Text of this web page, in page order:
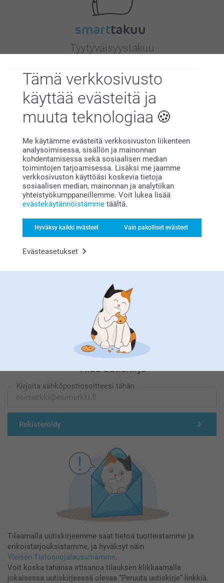
Tämä verkkosivusto
käyttää evästeitä ja
muuta teknologiaa
Me käytämme evästeitä verkkosivuston liikenteen
analysoimisessa, sisällön ja mainonnan
kohdentamisessa sekä sosiaalisen median
toimintojen tarjoamisessa. Lisäksi me jaamme
verkkosivuston käyttöäsi koskevia tietoja
sosiaalisen median, mainonnan ja analytiikan
yhteistyökumppaneillemme. Voit lukea lisää
evästekäytännöistämme täältä.
Hyväksy kaikki evästeet Vain pakolliset evästeet
Evästeasetukset
Tyytyväisyystakuu
Bonusta kaikista tilauksista
Etsitkö inspiraatiota?
Olemme täällä sinun vuoksesi
Tilaa uutiskirje
Kirjoita sähköpostiosoitteesi tähän
Rekisteröidy
Tilaamalla uutiskirjeemme saat tietoa tuotteistamme ja
erikoistarjouksistamme, ja hyväksyt näin
Yleisen Tietosuojalausumamme.
Voit koska tahansa irtisanoa tilauksen klikkaamalla
jokaisessa uutiskirjeessä olevaa “Peruuta uutiskirje”-linkkiä.